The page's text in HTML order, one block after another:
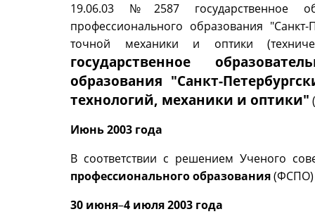
19.06.03 №2587 государственное
профессионального образования "Санкт-
точной механики и оптики
государственное
образования "Санкт-
технологий, механики и оптики"
Июнь 2003 года
В соответствии с решением Ученого
профессионального образования(ФСПО)
30 июня–4 июля 2003 года